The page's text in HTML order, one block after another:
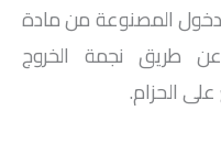
المصنوعة من مادة
عن طريق نجمة الخروج
الحزام.